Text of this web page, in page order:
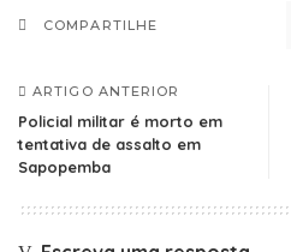
COMPARTILHE
ARTIGO ANTERIOR
Policial militar é morto em
tentativa de assalto em
Sapopemba